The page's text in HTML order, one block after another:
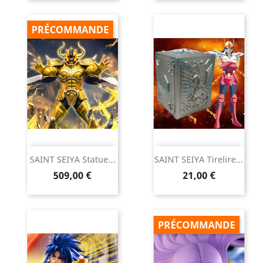
SAINT SEIYA Statue...
Prix
509,00 €
PRÉCOMMANDE
SAINT SEIYA Tirelire...
Prix
21,00 €
PRÉCOMMANDE